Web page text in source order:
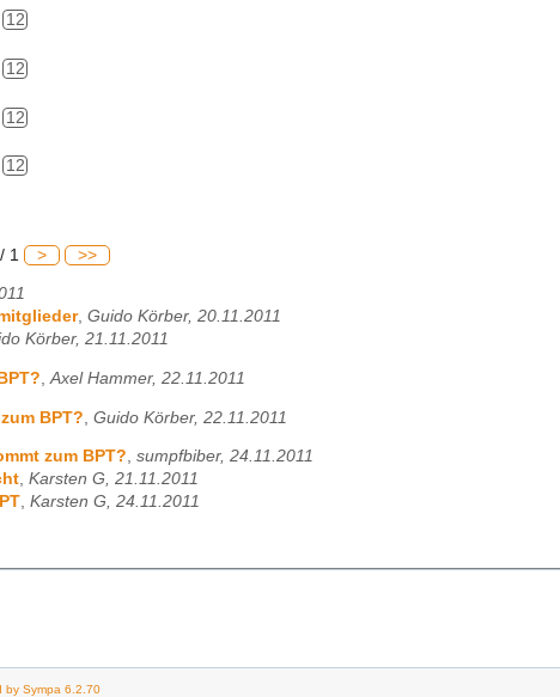
12
12
12
12
1 > >>
, Guido Körber, 20.11.2011
Körber, 21.11.2011
,Axel Hammer, 22.11.2011
BPT? Guido Körber, 22.11.2011
zum BPT?, sumpfbiber, 24.11.2011
, Karsten G, 21.11.2011
, Karsten G, 24.11.2011
by Sympa 6.2.70